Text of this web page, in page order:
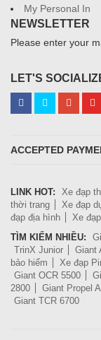
My Personal In
NEWSLETTER
Please enter your
LET'S
ACCEPTED
LINK HOT: Xe đạp
thời trang
Xe đạp
đạp địa hình
Xe
TÌM KIẾM NHIỀU:
TrinX Junior
Giant
bảo hiểm
Xe đạp
Giant OCR 5500
2800
Giant Propel
Giant TCR 6700